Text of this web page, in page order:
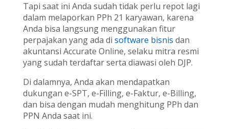
Tapi saat ini Anda sudah tidak perlu repot lagi
dalam melaporkan PPh 21 karyawan, karena
Anda bisa langsung menggunakan fitur
perpajakan yang ada di software bisnis dan
akuntansi Accurate Online, selaku mitra resmi
yang sudah terdaftar serta diawasi oleh DJP.
Di dalamnya, Anda akan mendapatkan
dukungan e-SPT, e-Filling, e-Faktur, e-Billing,
dan bisa dengan mudah menghitung PPh dan
PPN Anda saat ini.